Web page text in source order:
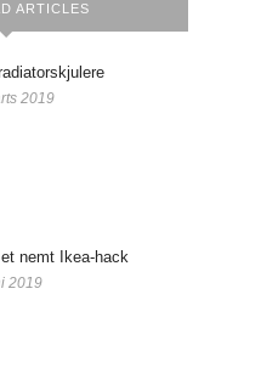
ARTICLES
2019
nemt Ikea-hack
2019